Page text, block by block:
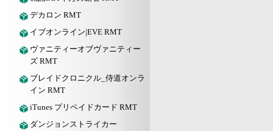
デカロン RMT
イブオンライン|EVE RMT
ヴァニティーオブヴァニティー
ズ RMT
ブレイドクロニクル_侍道オンラ
イン RMT
iTunes プリペイドカード RMT
ダンジョンストライカー